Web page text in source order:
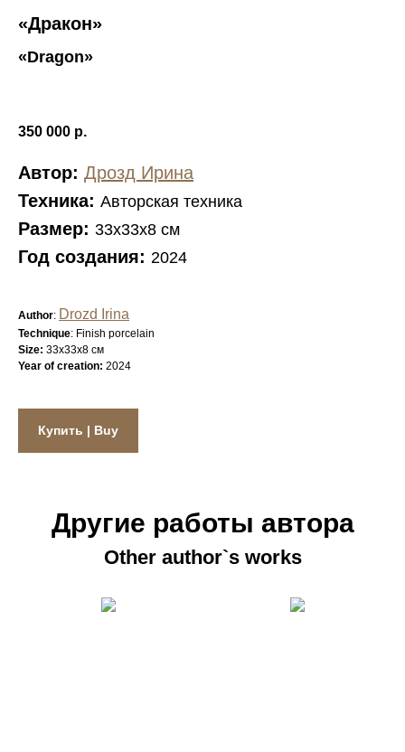
«Дракон»
«Dragon»
350 000 р.
Автор: Дрозд Ирина
Техника: Авторская техника
Размер: 33х33х8 см
Год создания: 2024
Author: Drozd Irina
Technique: Finish porcelain
Size: 33х33х8 см
Year of creation: 2024
Купить | Buy
Другие работы автора
Other author`s works